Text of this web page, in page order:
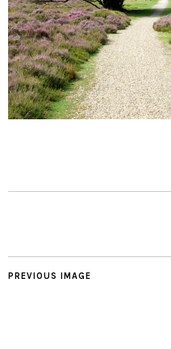
PREVIOUS IMAGE